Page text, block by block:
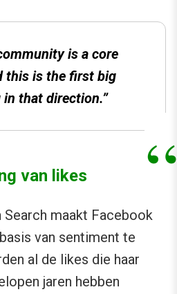
is a core
this is the first big
in that direction.”
van likes
maakt Facebook
van sentiment te
al de likes die haar
jaren hebben